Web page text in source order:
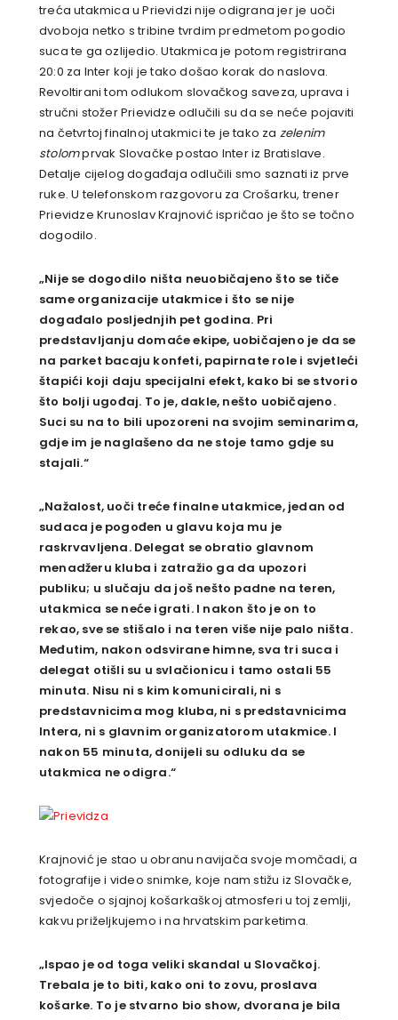
treća utakmica u Prievidzi nije odigrana jer je uoči
dvoboja netko s tribine tvrdim predmetom pogodio
suca te ga ozlijedio. Utakmica je potom registrirana
20:0 za Inter koji je tako došao korak do naslova.
Revoltirani tom odlukom slovačkog saveza, uprava i
stručni stožer Prievidze odlučili su da se neće pojaviti
na četvrtoj finalnoj utakmici te je tako za zelenim
stolomprvak Slovačke postao Inter iz Bratislave.
Detalje cijelog događaja odlučili smo saznati iz prve
ruke. U telefonskom razgovoru za Crošarku, trener
Prievidze Krunoslav Krajnović ispričao je što se točno
dogodilo.
„Nije se dogodilo ništa neuobičajeno što se tiče
same organizacije utakmice i što se nije
događalo posljednjih pet godina. Pri
predstavljanju domaće ekipe, uobičajeno je da se
na parket bacaju konfeti, papirnate role i svjetleći
štapići koji daju specijalni efekt, kako bi se stvorio
što bolji ugođaj. To je, dakle, nešto uobičajeno.
Suci su na to bili upozoreni na svojim seminarima,
gdje im je naglašeno da ne stoje tamo gdje su
stajali.“
„Nažalost, uoči treće finalne utakmice, jedan od
sudaca je pogođen u glavu koja mu je
raskrvavljena. Delegat se obratio glavnom
menadžeru kluba i zatražio ga da upozori
publiku; u slučaju da još nešto padne na teren,
utakmica se neće igrati. I nakon što je on to
rekao, sve se stišalo i na teren više nije palo ništa.
Međutim, nakon odsvirane himne, sva tri suca i
delegat otišli su u svlačionicu i tamo ostali 55
minuta. Nisu ni s kim komunicirali, ni s
predstavnicima mog kluba, ni s predstavnicima
Intera, ni s glavnim organizatorom utakmice. I
nakon 55 minuta, donijeli su odluku da se
utakmica ne odigra.“
Krajnović je stao u obranu navijača svoje momčadi, a
fotografije i video snimke, koje nam stižu iz Slovačke,
svjedoče o sjajnoj košarkaškoj atmosferi u toj zemlji,
kakvu priželjkujemo i na hrvatskim parketima.
„Ispao je od toga veliki skandal u Slovačkoj.
Trebala je to biti, kako oni to zovu, proslava
košarke. To je stvarno bio show, dvorana je bila